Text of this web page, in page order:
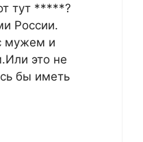
тут *****?
России.
мужем и
это не
бы иметь